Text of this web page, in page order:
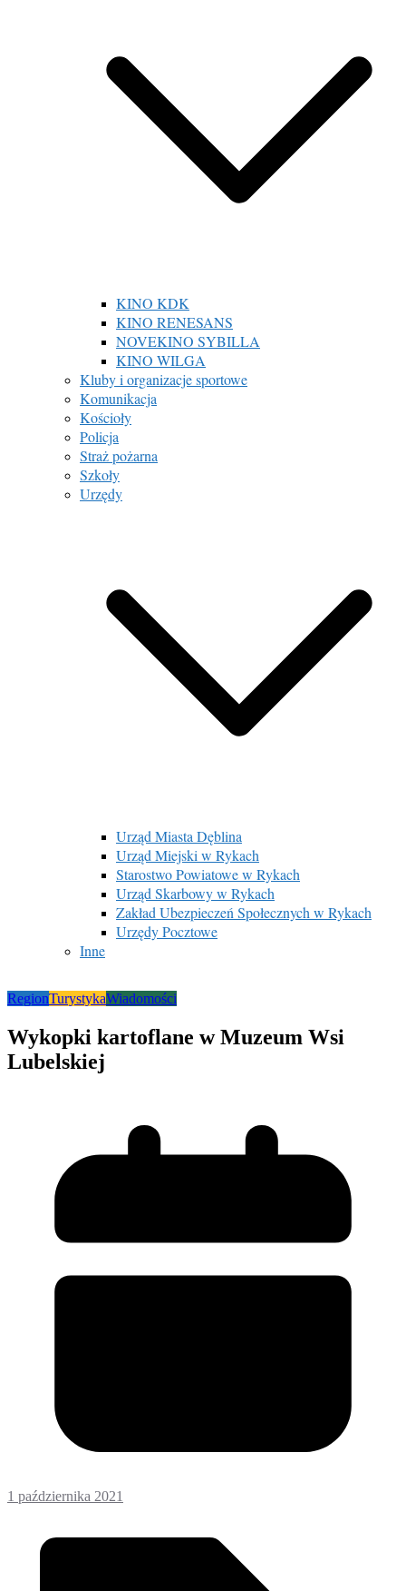
KINO KDK
KINO RENESANS
NOVEKINO SYBILLA
KINO WILGA
Kluby i organizacje sportowe
Komunikacja
Kościoły
Policja
Straż pożarna
Szkoły
Urzędy
Urząd Miasta Dęblina
Urząd Miejski w Rykach
Starostwo Powiatowe w Rykach
Urząd Skarbowy w Rykach
Zakład Ubezpieczeń Społecznych w Rykach
Urzędy Pocztowe
Inne
RegionTurystykaWiadomości
Wykopki kartoflane w Muzeum Wsi
Lubelskiej
1 października 2021